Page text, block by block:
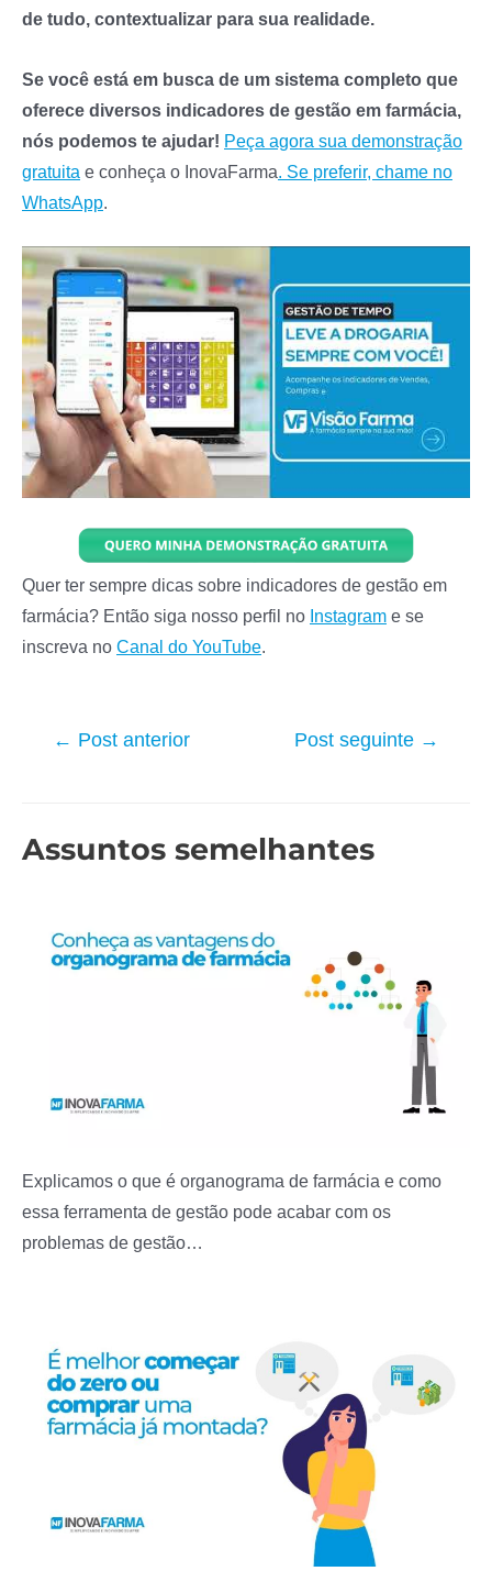
de tudo, contextualizar para sua realidade.
Se você está em busca de um sistema completo que
oferece diversos indicadores de gestão em farmácia,
nós podemos te ajudar! Peça agora sua demonstração
gratuita e conheça o InovaFarma. Se preferir, chame no
WhatsApp.
Quer ter sempre dicas sobre indicadores de gestão em
farmácia? Então siga nosso perfil no Instagram e se
inscreva no Canal do YouTube.
Navegação
← Post anterior Post seguinte →
Assuntos semelhantes
Explicamos o que é organograma de farmácia e como
essa ferramenta de gestão pode acabar com os
problemas de gestão…